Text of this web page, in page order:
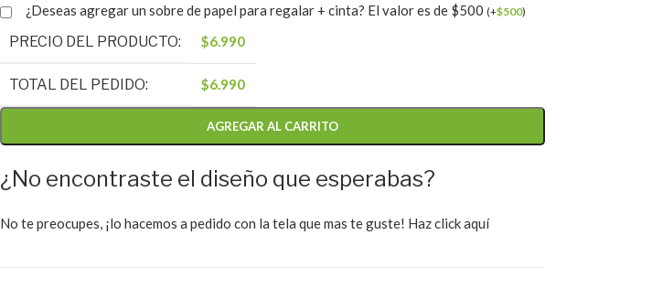
¿Deseas agregar un sobre de papel para regalar + cinta? El valor es de $500 (+$500)
PRECIO DEL PRODUCTO: $6.990
TOTAL DEL PEDIDO: $6.990
AGREGAR AL CARRITO
¿No encontraste el diseño que esperabas?
No te preocupes, ¡lo hacemos a pedido con la tela que mas te guste! Haz click aquí